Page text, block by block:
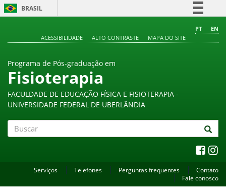
BRASIL
Comunica BR
PT
EN
ACESSIBILIDADE
ALTO CONTRASTE MAPA DO SITE
Programa de Pós-graduação em
Fisioterapia
FACULDADE DE EDUCAÇÃO FÍSICA E FISIOTERAPIA -
UNIVERSIDADE FEDERAL DE UBERLÂNDIA
Serviços Telefones Perguntas frequentes
Contato
Fale conosco